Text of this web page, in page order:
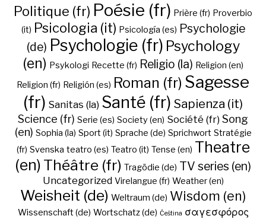
Politique (fr) Poésie (fr) Prière (fr) Proverbio
(it) Psicologia (it) Psicología (es) Psychologie
(de) Psychologie (fr) Psychology
(en) Psykologi Recette (fr) Religio (la) Religion (en)
Religion (fr) Religión (es) Roman (fr) Sagesse
(fr) Sanitas (la) Santé (fr) Sapienza (it)
Science (fr) Serie (es) Society (en) Société (fr) Song
(en) Sophia (la) Sport (it) Sprache (de) Sprichwort Stratégie
(fr) Svenska teatro (es) Teatro (it) Tense (en) Theatre
(en) Théâtre (fr) Tragödie (de) TV series (en)
Uncategorized Virelangue (fr) Weather (en)
Weisheit (de) Weltraum (de) Wisdom (en)
Wissenschaft (de) Wortschatz (de) Čeština σαγεσφόρος